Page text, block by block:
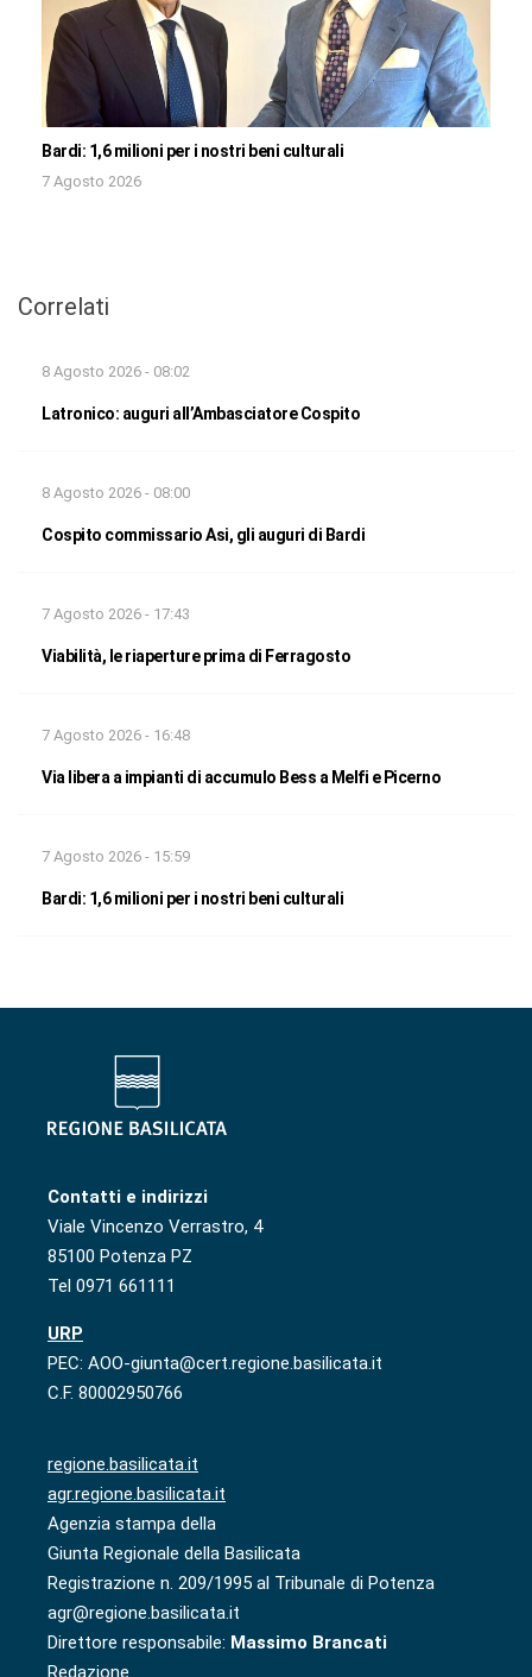
Bardi: 1,6 milioni per i nostri beni culturali
7 Agosto 2026
Correlati
8 Agosto 2026 - 08:02
Latronico: auguri all’Ambasciatore Cospito
8 Agosto 2026 - 08:00
Cospito commissario Asi, gli auguri di Bardi
7 Agosto 2026 - 17:43
Viabilità, le riaperture prima di Ferragosto
7 Agosto 2026 - 16:48
Via libera a impianti di accumulo Bess a Melfi e Picerno
7 Agosto 2026 - 15:59
Bardi: 1,6 milioni per i nostri beni culturali
Contatti e indirizzi
Viale Vincenzo Verrastro, 4
85100 Potenza PZ
Tel 0971 661111
URP
PEC: AOO-giunta@cert.regione.basilicata.it
C.F. 80002950766
regione.basilicata.it
agr.regione.basilicata.it
Agenzia stampa della
Giunta Regionale della Basilicata
Registrazione n. 209/1995 al Tribunale di Potenza
agr@regione.basilicata.it
Direttore responsabile: Massimo Brancati
Redazione